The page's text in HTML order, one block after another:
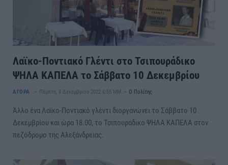
Λαϊκο-Ποντιακό Γλέντι στο Τσιπουράδικο
ΨΗΛΑ ΚΑΠΕΛΑ το Σάββατο 10 Δεκεμβρίου
ΑΓΟΡΑ Πέμπτη, 8 Δεκεμβρίου 2022 6:55 ΜΜ Ο Πολίτης
Άλλο ένα Λαϊκο-Ποντιακό γλέντι διοργανώνει το Σάββατο 10
Δεκεμβρίου και ώρα 18.00, το Τσιπουράδικο ΨΗΛΑ ΚΑΠΕΛΑ στον
πεζόδρομο της Αλεξάνδρειας.